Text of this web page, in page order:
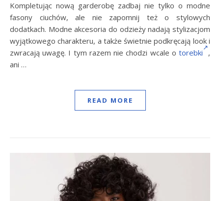
Kompletując nową garderobę zadbaj nie tylko o modne
fasony ciuchów, ale nie zapomnij też o stylowych
dodatkach. Modne akcesoria do odzieży nadają stylizacjom
wyjątkowego charakteru, a także świetnie podkręcają look i
zwracają uwagę. I tym razem nie chodzi wcale o torebki
,
ani …
READ MORE